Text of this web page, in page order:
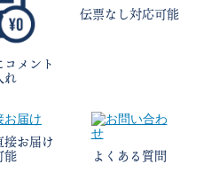
メント
れ
伝票なし対応可能
お届け
能 よくある質問